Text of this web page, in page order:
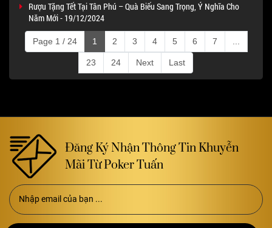
Rượu Tặng Tết Tại Tân Phú – Quà Biếu Sang Trọng, Ý Nghĩa Cho
Năm Mới - 19/12/2024
Page 1 / 24 1 2 3 4 5 6 7
23 24 Next Last
Đăng Ký Nhận Thông Tin Khuyễn
Mãi Từ Poker Tuấn